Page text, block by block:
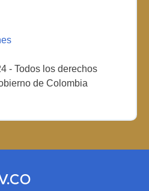
- Todos los derechos
de Colombia